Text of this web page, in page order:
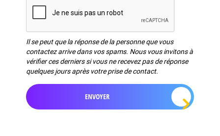
Il se peut que la réponse de la personne que vous
contactez arrive dans vos spams. Nous vous invitons à
vérifier ces derniers si vous ne recevez pas de réponse
quelques jours après votre prise de contact.